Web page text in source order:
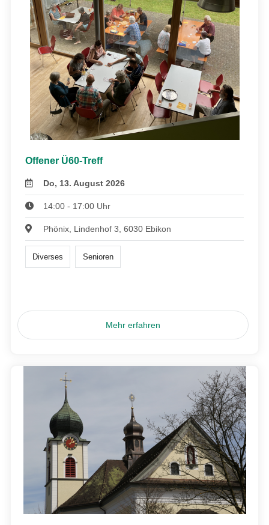
Offener Ü60-Treff
Do, 13. August 2026
14:00 - 17:00 Uhr
Phönix, Lindenhof 3, 6030 Ebikon
Diverses Senioren
Mehr erfahren